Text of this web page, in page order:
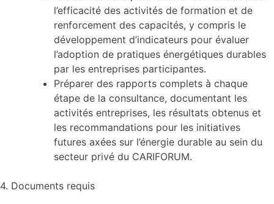
l’efficacité des activités de formation et de
renforcement des capacités, y compris le
développement d’indicateurs pour évaluer
l’adoption de pratiques énergétiques durables
par les entreprises participantes.
Préparer des rapports complets à chaque
étape de la consultance, documentant les
activités entreprises, les résultats obtenus et
les recommandations pour les initiatives
futures axées sur l’énergie durable au sein du
secteur privé du CARIFORUM.
4. Documents requis